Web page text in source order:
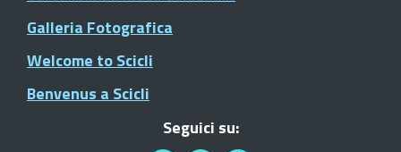
Galleria Fotografica
Welcome to Scicli
Benvenus a Scicli
Seguici su: